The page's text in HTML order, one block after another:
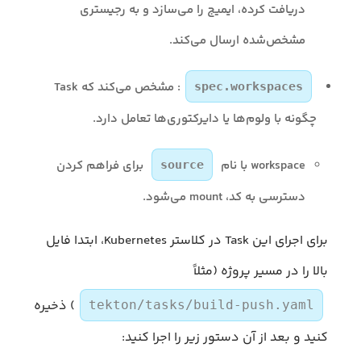
دریافت کرده، ایمیج را می‌سازد و به رجیستری
مشخص‌شده ارسال می‌کند.
spec.workspaces
: مشخص می‌کند که Task
چگونه با ولوم‌ها یا دایرکتوری‌ها تعامل دارد.
workspace با نام source
برای فراهم کردن
دسترسی به کد، mount می‌شود.
برای اجرای این Task در کلاستر Kubernetes، ابتدا فایل
بالا را در مسیر پروژه (مثلاً
tekton/tasks/build-push.yaml
) ذخیره
کنید و بعد از آن دستور زیر را اجرا کنید: